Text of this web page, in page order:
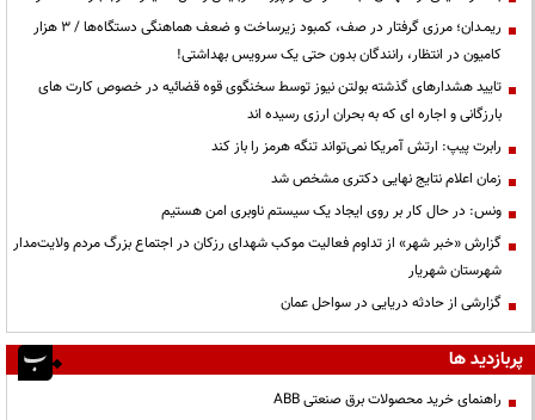
ریمـدان؛ مرزی گرفتار در صف، کمبود زیرساخت و ضعف هماهنگی دستگاه‌ها / ۳ هزار
کامیون در انتظار، رانندگان بدون حتی یک سرویس بهداشتی!
تایید هشدارهای گذشته بولتن نیوز توسط سخنگوی قوه قضائیه در خصوص کارت های
بارزگانی و اجاره ای که به بحران ارزی رسیده اند
رابرت پیپ: ارتش آمریکا نمی‌تواند تنگه هرمز را باز کند
زمان اعلام نتایج نهایی دکتری مشخص شد
ونس: در حال کار بر روی ایجاد یک سیستم ناوبری امن هستیم
گزارش «خبر شهر» از تداوم فعالیت موکب شهدای رزکان در اجتماع بزرگ مردم ولایت‌مدار
شهرستان شهریار
گزارشی از حادثه دریایی در سواحل عمان
پربازدید ها
راهنمای خرید محصولات برق صنعتی ABB